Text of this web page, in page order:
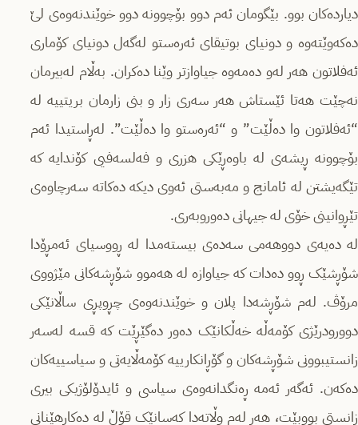
دیاردەکان بوو. بێگومان ئەم دوو بۆچوونە دوو خوێندنەوەی لێ
دەکەوێتەوە و دونیای بوتیقای ئەرەستو لەگەل دونیای کۆماری
ئەفلاتون هەر لەو دەمەوە جیاوازتر وێنا دەکران. بەڵام لەبیرمان
نەچێت هەتا ئێستاش هەر سەری زار و بنی زارمان بریتییە لە
“ئەفلاتون وا دەڵێت” و “ئەرەستو وا دەڵێت”. لەڕاستیدا ئەم
بۆچوونە ڕیشەی لە باوەڕێکی هزری و فەلسەفیی کۆندایە کە
تێگەیشتن لە ئامانج و مەبەستی ئەوی دیکە دەکاتە سەرچاوەی
تێڕوانینی خۆی لە جیهانی دەوروبەری.
لە دەیەی دووهەمی سەدەی بیستەمدا لە ڕووسیای ئەمڕۆدا
شۆڕشێک ڕوو دەدات کە جیاوازە لە هەموو شۆڕشەکانی مێژووی
مرۆڤ. لەم شۆڕشەدا پلان و خوێندنەوەی چڕوپڕی ساڵانێکی
دوورودرێژی کۆمەڵە خەڵکانێک دەور دەگێڕێت کە قسە لەسەر
زانستیبوونی شۆڕشەکان و گۆڕانکارییە کۆمەڵایەتی و سیاسییەکان
دەکەن. ئەگەر ئەمە ڕەنگدانەوەی سیاسی و ئایدۆلۆژیکی بیری
زانستی بووبێت، هەر لەم وڵاتەدا کەسانێک قۆڵ لە دەکارهێنانی